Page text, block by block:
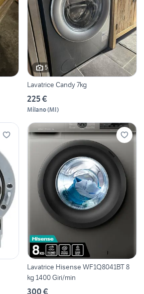
5
Lavatrice Candy 7kg
225 €
Milano(MI)
Lavatrice Hisense WF1Q8041BT 8
kg 1400 Giri/min
300 €